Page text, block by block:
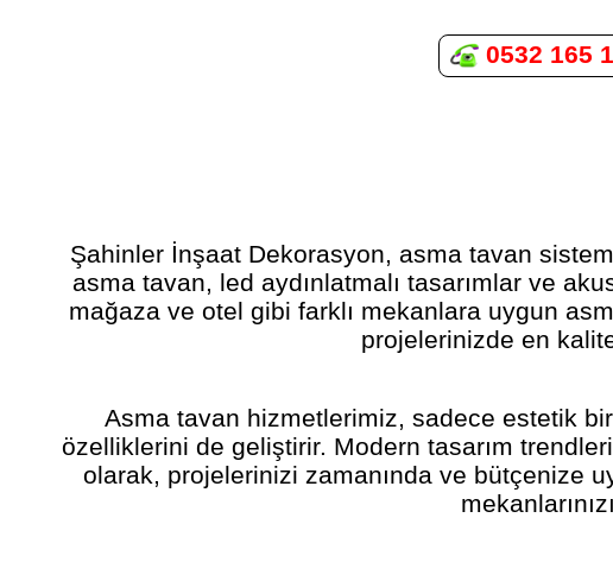
0532 165
Şahinler İnşaat Dekorasyon, asma tavan
asma tavan, led aydınlatmalı tasarımlar ve
mağaza ve otel gibi farklı mekanlara uygun
projelerinizde en
Asma tavan hizmetlerimiz, sadece estetik bir
özelliklerini de geliştirir. Modern tasarım
olarak, projelerinizi zamanında ve bütçenize